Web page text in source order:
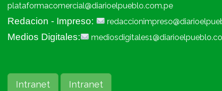
plataformacomercial@diarioelpueblo.com.pe
Redacion - Impreso:
Medios Digitales:
Intranet Intranet